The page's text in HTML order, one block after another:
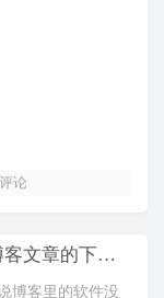
论
我修改了大量博客文章的下载提供链接（完成进度100%）
博客里的软件没